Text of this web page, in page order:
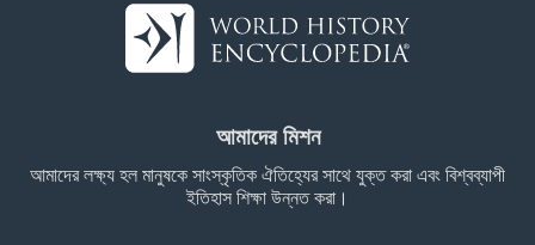
আমাদের মিশন
আমাদের লক্ষ্য হল মানুষকে সাংস্কৃতিক ঐতিহ্যের সাথে যুক্ত করা এবং বিশ্বব্যাপী
ইতিহাস শিক্ষা উন্নত করা।